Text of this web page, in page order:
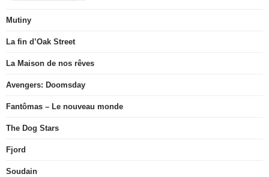
Mutiny
La fin d’Oak Street
La Maison de nos rêves
Avengers: Doomsday
Fantômas – Le nouveau monde
The Dog Stars
Fjord
Soudain